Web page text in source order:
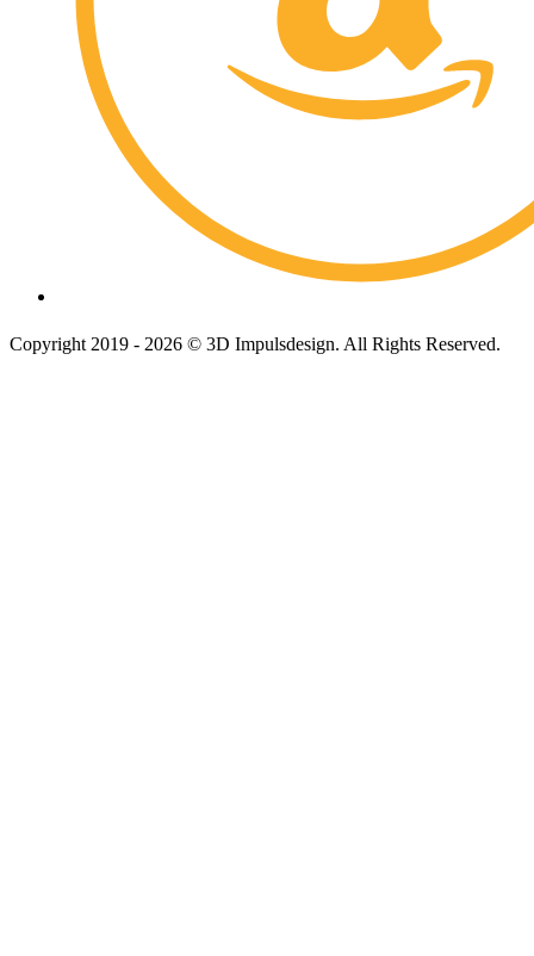
Copyright 2019 - 2026 © 3D Impulsdesign. All Rights Reserved.